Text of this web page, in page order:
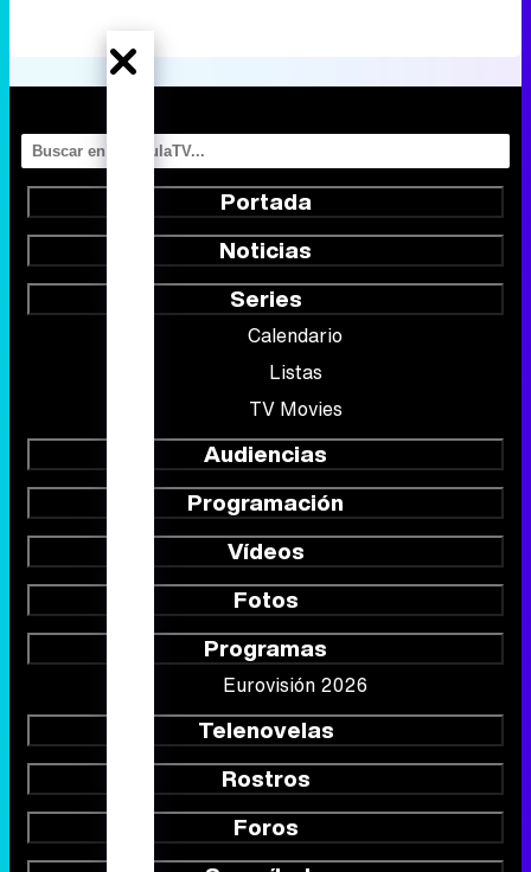
Portada
Noticias
Series
Calendario
Listas
TV Movies
Audiencias
Programación
Vídeos
Fotos
Programas
Eurovisión 2026
Telenovelas
Rostros
Foros